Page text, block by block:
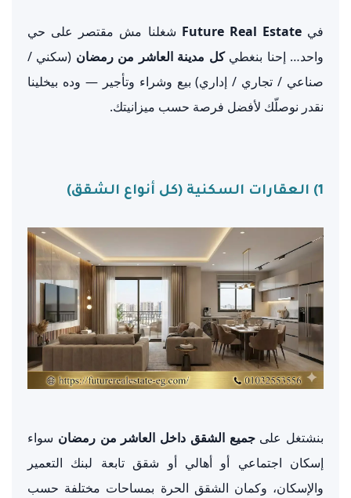
فيFuture Real Estate شغلنا مش مقتصر على حي
واحد… إحنا بنغطيكل مدينة العاشر من رمضان (سكني /
صناعي / تجاري / إداري) بيع وشراء وتأجير — وده بيخلينا
نقدر نوصلّك لأفضل فرصة حسب ميزانيتك.
1) العقارات السكنية (كل أنواع الشقق)
بنشتغل علىجميع الشقق داخل العاشر من رمضان سواء
إسكان اجتماعي أو أهالي أو شقق تابعة لبنك التعمير
والإسكان، وكمان الشقق الحرة بمساحات مختلفة حسب